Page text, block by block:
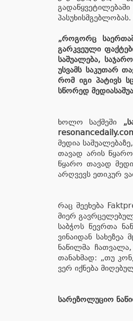
პასუხისმგებლობას.
„როგორც
გარკვეული
საშუალება,
უსვამს საკუთარ
რომ იგი პატივს
სწორედ
ხოლო საქმეში
მედია
თავად არის
წყარო თავად
არღვევს ეთიკურ
რაც შეეხება
მიერ
საბჭოს წევრთა
ვინაიდან
ნაწილმა
თანახმად: „თუ
ვერ იქნება
სარეზოლუციო